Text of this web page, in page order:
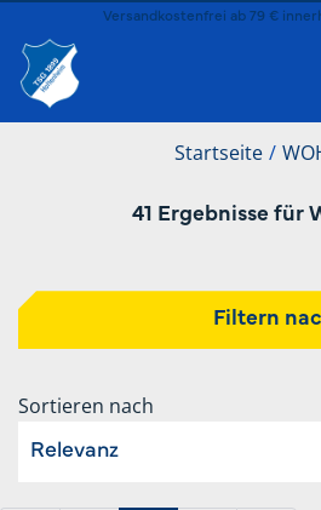
Versandkostenfrei ab 79 €
Startseite
41 Ergebnisse für
Filtern
Sortieren nach
Relevanz